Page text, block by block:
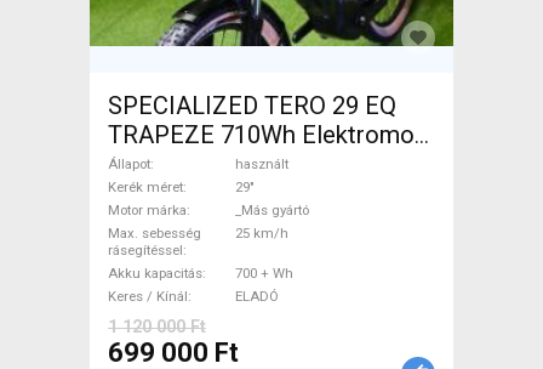
SPECIALIZED TERO 29 EQ
TRAPEZE 710Wh Elektromos
Trekking/cross 25 km/h _Más
gyártó 700 + Wh használt
ELADÓ
Állapot
használt
Kerék méret
29"
Motor márka
_Más gyártó
Max. sebesség
rásegítéssel
25 km/h
Akku kapacitás
700 + Wh
Keres / Kínál
ELADÓ
1 120 000 Ft
699 000 Ft